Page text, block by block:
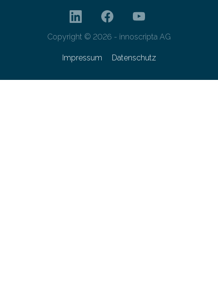
Copyright © 2026 - innoscripta AG
Impressum Datenschutz